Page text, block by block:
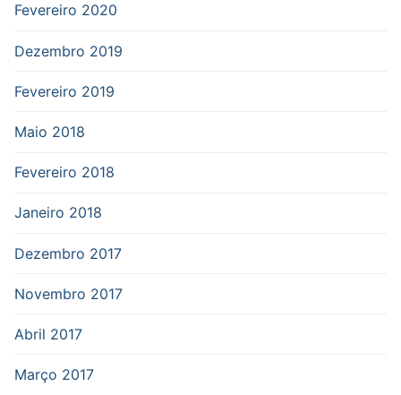
Fevereiro 2020
Dezembro 2019
Fevereiro 2019
Maio 2018
Fevereiro 2018
Janeiro 2018
Dezembro 2017
Novembro 2017
Abril 2017
Março 2017